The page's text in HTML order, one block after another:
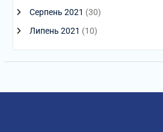
Серпень 2021 (30)
Липень 2021 (10)